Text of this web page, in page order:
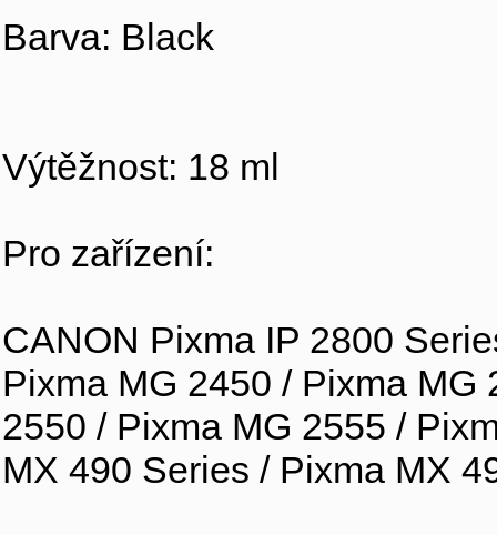
Barva: Black
Výtěžnost: 18 ml
Pro zařízení:
CANON Pixma IP 2800
Pixma MG 2450 / Pixma
2550 / Pixma MG 2555 /
MX 490 Series / Pixma MX